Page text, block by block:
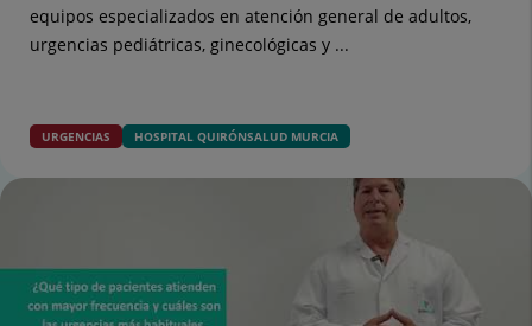
equipos especializados en atención general de adultos,
urgencias pediátricas, ginecológicas y ...
URGENCIAS HOSPITAL QUIRÓNSALUD MURCIA